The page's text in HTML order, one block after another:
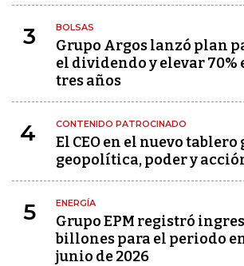
3 BOLSAS
Grupo Argos lanzó plan
el dividendo y elevar 70%
tres años
4 CONTENIDO PATROCINADO
El CEO en el nuevo tablero
geopolítica, poder y
5 ENERGÍA
Grupo EPM registró
billones para el periodo
junio de 2026